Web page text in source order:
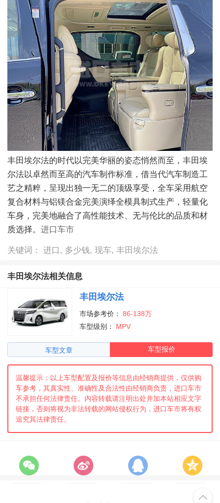
丰田埃尔法的时代以完美华丽的姿态悄然而至，丰田埃
尔法以卓然而至高的汽车制作标准，借当代汽车制造工
艺之精粹，呈现出独一无二的顶级享受，全车采用航空
复合材料与铝镁合金完美演绎全模具制式生产，轻量化
车身，完美地融合了高性能技术、无与伦比的品质和材
质选择。 进口车市
关键词： 进口, 多少钱, 现车, 丰田埃尔法
丰田埃尔法相关信息
丰田埃尔法
市场参考价：
86-138万
车型级别：
MPV
车型文章 车型报价
温馨提示：以上车型配置及报价等信息由经销商提供，仅供购
车参考，其真实性、准确性及合法性由经销商负责，进口车市
不承担任何法律责任。内容转载请注明出处并加本站相应文字
链接，否则将视为非法转载的网站侵权行为，进口车市将有权
追究其法律责任。
